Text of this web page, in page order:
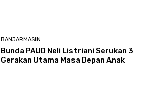
BANJARMASIN
Bunda PAUD Neli Listriani Serukan 3
Gerakan Utama Masa Depan Anak